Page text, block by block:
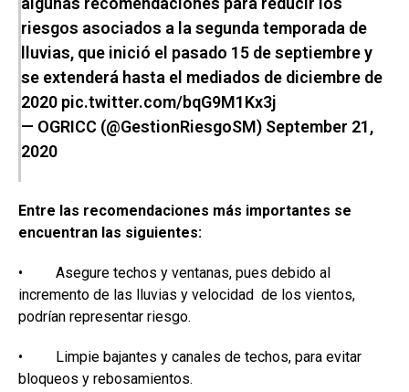
riesgos asociados a la segunda temporada de
lluvias, que inició el pasado 15 de septiembre y
se extenderá hasta el mediados de diciembre de
2020 pic.twitter.com/bqG9M1Kx3j
— OGRICC (@GestionRiesgoSM) September 21,
2020
Entre las recomendaciones más importantes se
encuentran las siguientes:
• Asegure techos y ventanas, pues debido al
incremento de las lluvias y velocidad de los vientos,
podrían representar riesgo.
• Limpie bajantes y canales de techos, para evitar
bloqueos y rebosamientos.